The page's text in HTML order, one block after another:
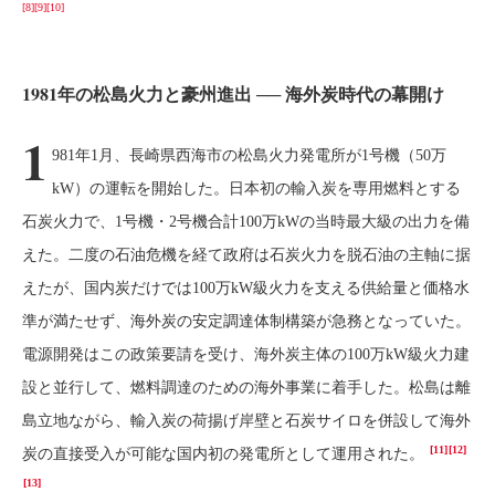
[8][9][10]
1981年の松島火力と豪州進出 ── 海外炭時代の幕開け
1 981年1月、長崎県西海市の松島火力発電所が1号機（50万
kW）の運転を開始した。日本初の輸入炭を専用燃料とする
石炭火力で、1号機・2号機合計100万kWの当時最大級の出力を備
えた。二度の石油危機を経て政府は石炭火力を脱石油の主軸に据
えたが、国内炭だけでは100万kW級火力を支える供給量と価格水
準が満たせず、海外炭の安定調達体制構築が急務となっていた。
電源開発はこの政策要請を受け、海外炭主体の100万kW級火力建
設と並行して、燃料調達のための海外事業に着手した。松島は離
島立地ながら、輸入炭の荷揚げ岸壁と石炭サイロを併設して海外
炭の直接受入が可能な国内初の発電所として運用された。
[11][12]
[13]